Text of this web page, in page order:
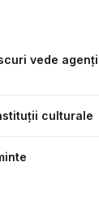
vede
culturale